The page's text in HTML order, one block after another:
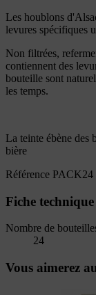
Les houblons
levures spécifiques
Non filtrées,
contiennent des
bouteille sont
les temps.
La teinte ébène des
bière
Référence PACK24
Fiche technique
Nombre de
24
Vous aimerez